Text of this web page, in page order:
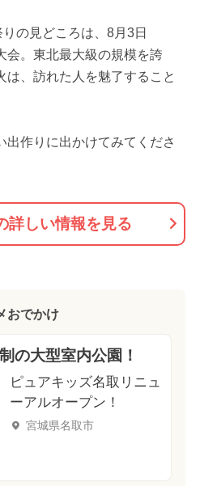
の見どころは、8月3日
会。東北最大級の規模を誇
は、訪れた人を魅了すること
出作りに出かけてみてくださ
詳しい情報を見る
おでかけ
の大型室内公園！
ピュアキッズ名取リニュ
ーアルオープン！
宮城県名取市